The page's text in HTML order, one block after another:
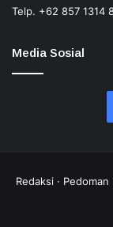
Telp. +62 857 1314
Media Sosial
Redaksi ·